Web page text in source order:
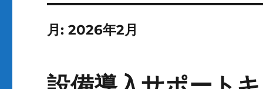
月:2026年2月